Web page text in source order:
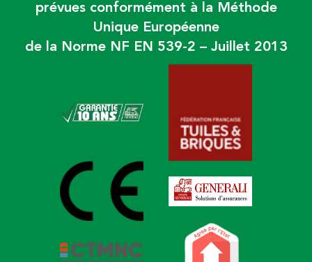
prévues conformément à la Méthode
Unique Européenne
de la Norme NF EN 539-2 – Juillet 2013